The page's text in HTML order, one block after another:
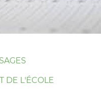
DE L'ÉCOLE